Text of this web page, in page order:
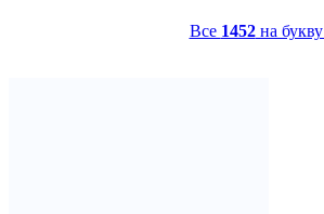
Все 1452на букву